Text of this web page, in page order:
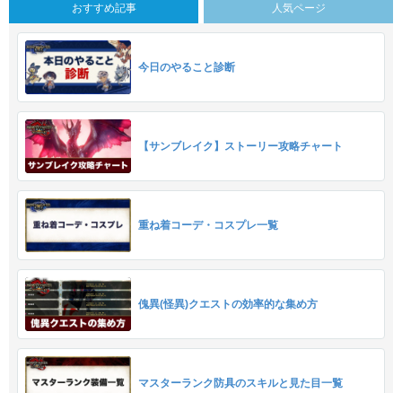
おすすめ記事 人気ページ
今日のやること診断
【サンブレイク】ストーリー攻略チャート
重ね着コーデ・コスプレ一覧
傀異(怪異)クエストの効率的な集め方
マスターランク防具のスキルと見た目一覧